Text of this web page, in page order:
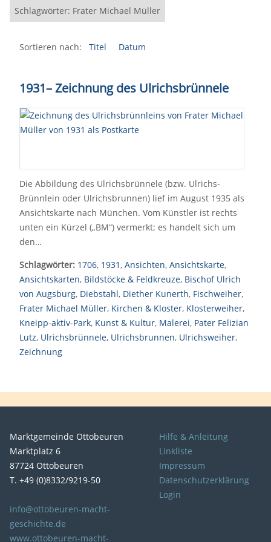
Schlagwörter: Frater Michael Müller
Sortieren nach: Titel Datum
1931–Zeichnung des Ulrichsbrünnele
Die Abbildung des Ulrichsbrünnele (bzw. Ulrichs-
Brünnlein oder Ulrichsbrunnen) lief im August 1935 als
Ansichtskarte nach München. Vom Künstler ist rechts
unten ein Kürzel („BM“) vermerkt; es handelt sich um
den…
Schlagwörter: 1706, 1931, Ansichten, Ansichtskarte,
Ansichtskarten, Bildstöcke & Feldkreuze, Bischof Ulrich
von Augsburg, Diebstahl, Diether Kunerth, Fischweiher,
Frater Michael Müller, Kirchen & Kloster, Klosterweiher,
Kneipp-aktiv-Park, Kunst & Kultur, Malerei, Pater Felizian
Lutz, Ulrichsbrünnele, Ulrichsbrunnen, Ulrichsweiher,
Zeichnung
Marktgemeinde Ottobeuren
Marktplatz 6
87724 Ottobeuren
T. +49 (0)8332/9219-50
info@ottobeuren-macht-
geschichte.de
www.ottobeuren-macht-
Hilfe & Anleitung
Linkliste
Impressum
Datenschutzerklärung
Login